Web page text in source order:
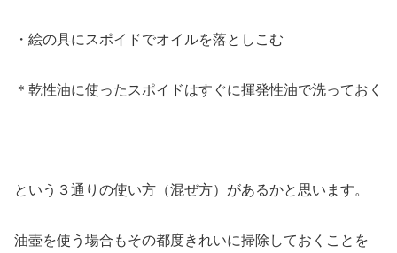
・絵の具にスポイドでオイルを落としこむ
＊乾性油に使ったスポイドはすぐに揮発性油で洗っておく
という３通りの使い方（混ぜ方）があるかと思います。
油壺を使う場合もその都度きれいに掃除しておくことを